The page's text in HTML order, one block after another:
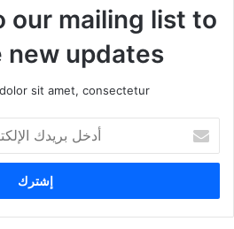
our mailing list to
updates!
sit amet, consectetur.
خ
ب
ر